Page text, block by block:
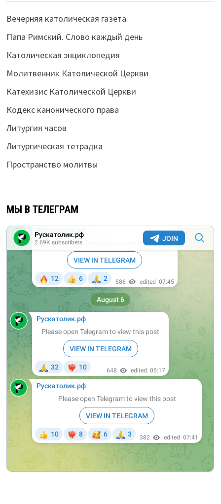
Вечерняя католическая газета
Папа Римский. Слово каждый день
Католическая энциклопедия
Молитвенник Католической Церкви
Катехизис Католической Церкви
Кодекс канонического права
Литургия часов
Литургическая тетрадка
Пространство молитвы
МЫ В ТЕЛЕГРАМ